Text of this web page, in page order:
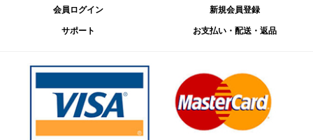
会員ログイン 新規会員登録
サポート お支払い・配送・返品